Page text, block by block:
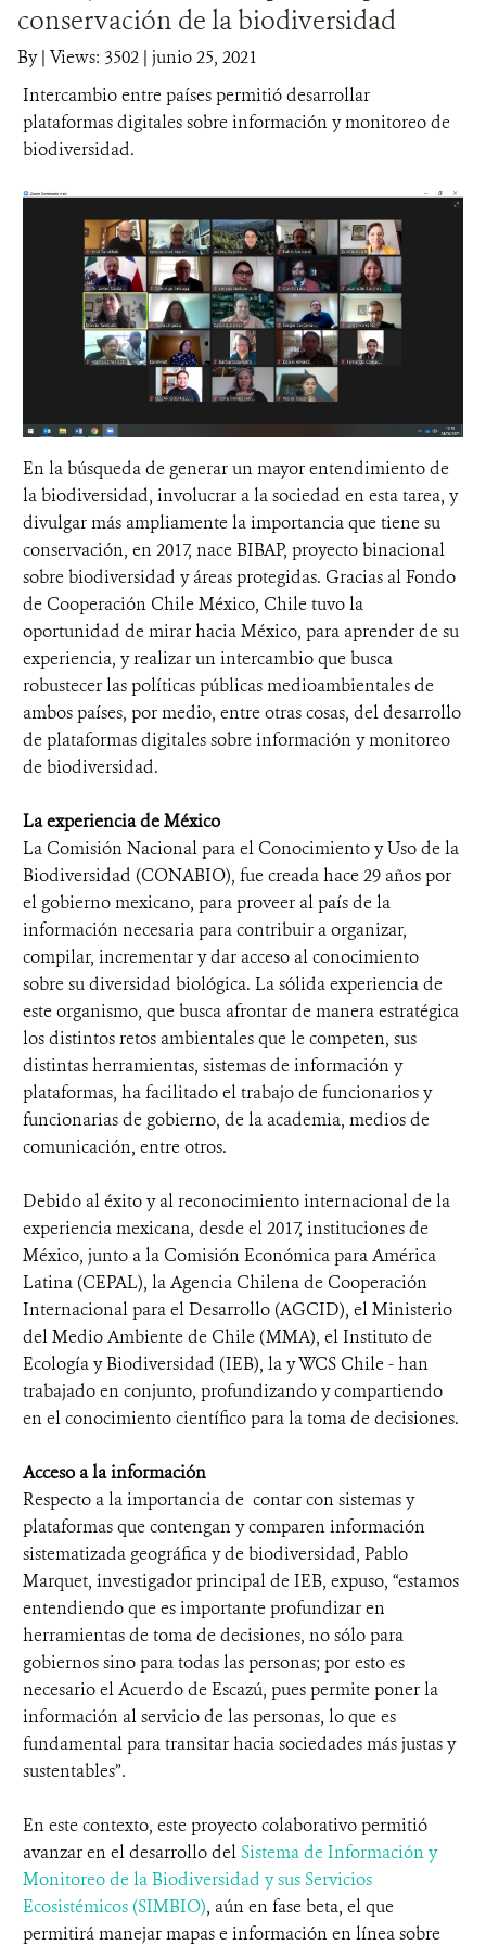
DONA
conservación de la biodiversidad
By| Views: 3502 | junio 25, 2021
Intercambio entre países permitió desarrollar
plataformas digitales sobre información y monitoreo de
biodiversidad.
En la búsqueda de generar un mayor entendimiento de
la biodiversidad, involucrar a la sociedad en esta tarea, y
divulgar más ampliamente la importancia que tiene su
conservación, en 2017, nace BIBAP, proyecto binacional
sobre biodiversidad y áreas protegidas. Gracias al Fondo
de Cooperación Chile México, Chile tuvo la
oportunidad de mirar hacia México, para aprender de su
experiencia, y realizar un intercambio que busca
robustecer las políticas públicas medioambientales de
ambos países, por medio, entre otras cosas, del desarrollo
de plataformas digitales sobre información y monitoreo
de biodiversidad.
La experiencia de México
La Comisión Nacional para el Conocimiento y Uso de la
Biodiversidad (CONABIO), fue creada hace 29 años por
el gobierno mexicano, para proveer al país de la
información necesaria para contribuir a organizar,
compilar, incrementar y dar acceso al conocimiento
sobre su diversidad biológica. La sólida experiencia de
este organismo, que busca afrontar de manera estratégica
los distintos retos ambientales que le competen, sus
distintas herramientas, sistemas de información y
plataformas, ha facilitado el trabajo de funcionarios y
funcionarias de gobierno, de la academia, medios de
comunicación, entre otros.
Debido al éxito y al reconocimiento internacional de la
experiencia mexicana, desde el 2017, instituciones de
México, junto a la Comisión Económica para América
Latina (CEPAL), la Agencia Chilena de Cooperación
Internacional para el Desarrollo (AGCID), el Ministerio
del Medio Ambiente de Chile (MMA), el Instituto de
Ecología y Biodiversidad (IEB), la y WCS Chile - han
trabajado en conjunto, profundizando y compartiendo
en el conocimiento científico para la toma de decisiones.
Acceso a la información
Respecto a la importancia de contar con sistemas y
plataformas que contengan y comparen información
sistematizada geográfica y de biodiversidad, Pablo
Marquet, investigador principal de IEB, expuso, “estamos
entendiendo que es importante profundizar en
herramientas de toma de decisiones, no sólo para
gobiernos sino para todas las personas; por esto es
necesario el Acuerdo de Escazú, pues permite poner la
información al servicio de las personas, lo que es
fundamental para transitar hacia sociedades más justas y
sustentables”.
En este contexto, este proyecto colaborativo permitió
avanzar en el desarrollo delSistema de Información y
Monitoreo de la Biodiversidad y sus Servicios
Ecosistémicos (SIMBIO), aún en fase beta, el que
permitirá manejar mapas e información en línea sobre